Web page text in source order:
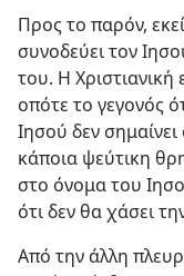
Μάρκος 9:39-41
Προς το παρόν,
συνοδεύει τον
του. Η Χριστιανική
οπότε το γεγονός
Ιησού δεν σημαίνει
κάποια ψεύτικη
στο όνομα του
ότι δεν θα χάσει